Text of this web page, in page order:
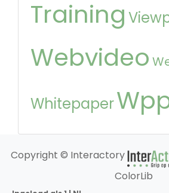
Training
Webvideo
Whitepaper
Copyright © Interactory
ColorLib